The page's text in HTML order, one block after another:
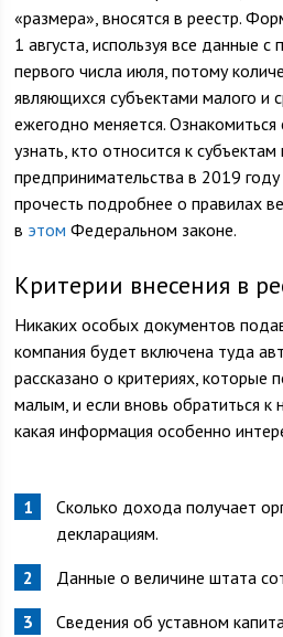
«размера», вносятся в реестр.
1 августа, используя все данные
первого числа июля, потому
являющихся субъектами малого и
ежегодно меняется.
узнать, кто относится к субъектам
предпринимательства в 2019
прочесть подробнее о правилах
в этом Федеральном законе.
Критерии внесения в
Никаких особых документов
компания будет включена туда
рассказано о критериях, которые
малым, и если вновь обратиться
какая информация особенно
Сколько дохода получает
декларациям.
Данные о величине штата
Сведения об уставном